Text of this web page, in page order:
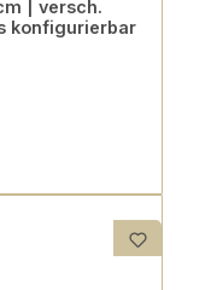
| versch.
konfigurierbar